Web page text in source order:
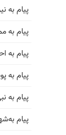
پیام به
پیام به
پیام به
پیام به پویان
پیام به نبی ۹۸
پیام به‌شهاب